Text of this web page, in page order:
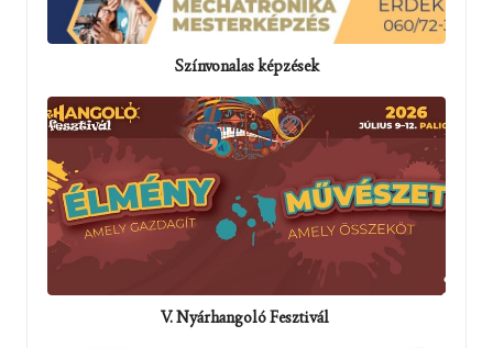
Színvonalas képzések
V. Nyárhangoló Fesztivál